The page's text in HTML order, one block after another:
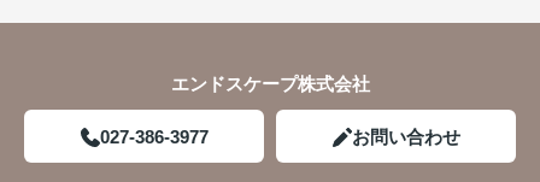
エンドスケープ株式会社
027-386-3977 お問い合わせ